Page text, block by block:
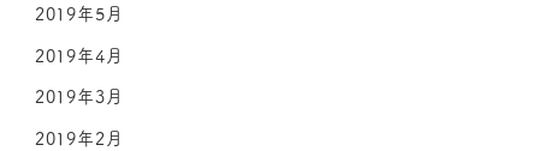
2019年5月
2019年4月
2019年3月
2019年2月